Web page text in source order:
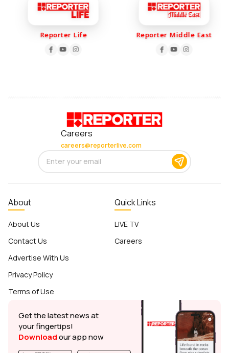
Reporter Life Reporter Middle East
Careers
careers@reporterlive.com
About
About Us
Contact Us
Advertise With Us
Privacy Policy
Terms of Use
Quick Links
LIVE TV
Careers
Get the latest news at
your fingertips!
Downloadour app now